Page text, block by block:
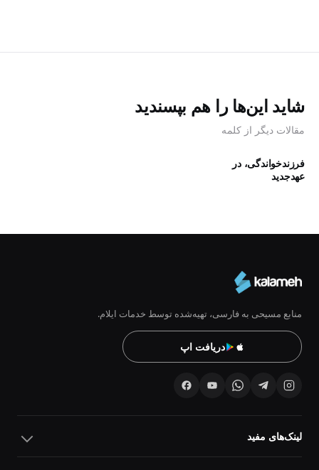
شاید این‌ها را هم بپسندید
مقالات دیگر از کلمه
فرزندخواندگی، در
عهدجدید
منابع مسیحی به فارسی، تهیه‌شده توسط خدمات ایلام.
دریافت اپ
لینک‌های مفید